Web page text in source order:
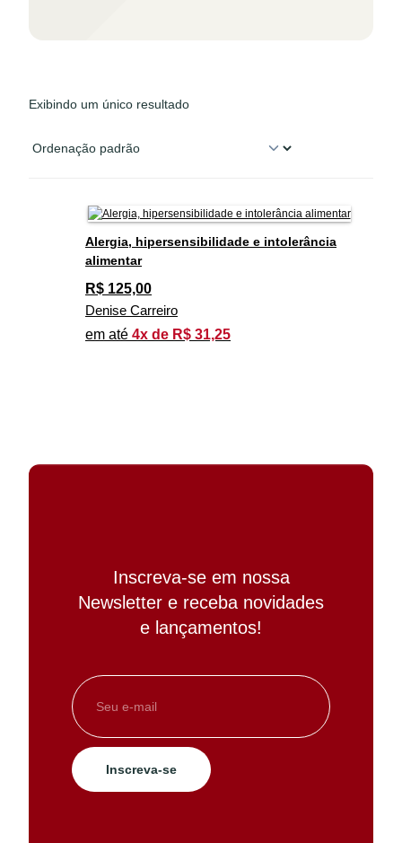
Exibindo um único resultado
Alergia, hipersensibilidade e intolerância
alimentar
R$ 125,00
Denise Carreiro
em até 4x de R$ 31,25
Inscreva-se em nossa
Newsletter e receba novidades
e lançamentos!
Inscreva-se